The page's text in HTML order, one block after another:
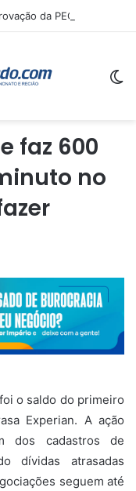
faz 600
no
o saldo do primeiro
Experian. A ação
dos cadastros de
dívidas atrasadas
seguem até